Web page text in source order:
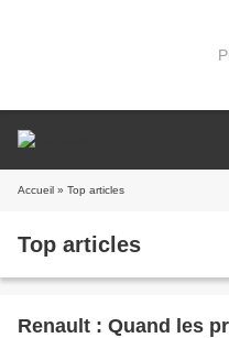
Accueil » Top articles
Top articles
Renault : Quand les